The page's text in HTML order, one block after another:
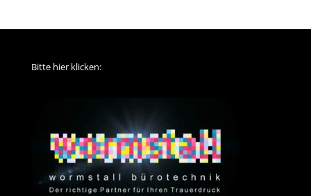
Bitte hier klicken: